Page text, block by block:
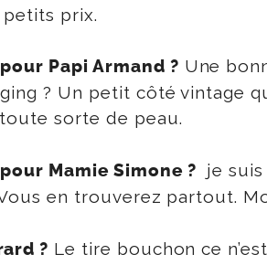
prix.
Papi Armand ? Une
? Un petit côté vintage
sorte de peau.
Mamie Simone ? je
en trouverez partout.
? Le tire bouchon ce